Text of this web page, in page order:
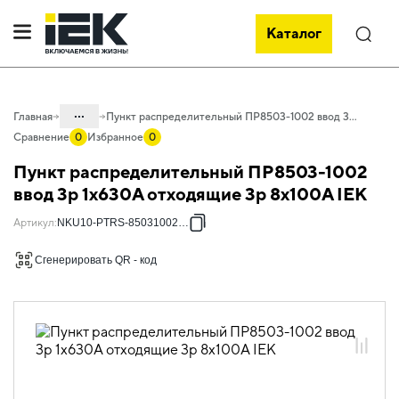
Каталог Поиск
Главная ...
50. Типовые решения НКУ
50.03 ПР
Пункт распределительный ПР8503-1002 ввод 3p 1х630А отходящие 3p 8х100А IEK
Сравнение 0 Избранное 0
Пункт распределительный ПР8503-1002
ввод 3p 1х630А отходящие 3p 8х100А IEK
Артикул: NKU10-PTRS-85031002-01
Сгенерировать QR - код